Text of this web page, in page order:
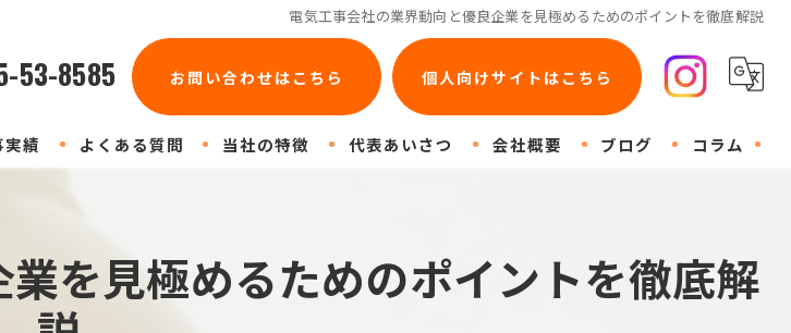
電気工事会社の業界動向と優良企業を見極めるためのポイントを徹底解説
53-8585 お問い合わせはこちら 個人向けサイトはこちら
実績 よくある質問 当社の特徴
業務用エアコン
代表あいさつ 会社概要 ブログ コラム
を見極めるためのポイントを徹底解